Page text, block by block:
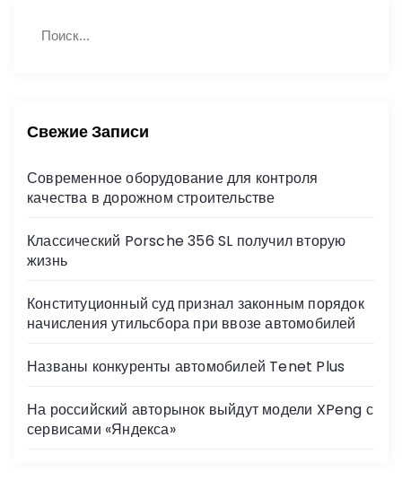
:Свежие Записи
Современное оборудование для контроля
качества в дорожном строительстве
Классический Porsche 356 SL получил вторую
жизнь
Конституционный суд признал законным порядок
начисления утильсбора при ввозе автомобилей
Названы конкуренты автомобилей Tenet Plus
На российский авторынок выйдут модели XPeng с
сервисами «Яндекса»